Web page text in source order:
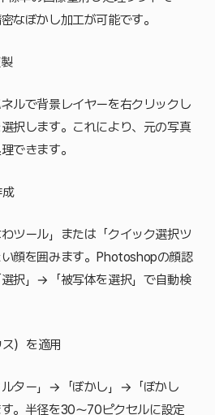
なぼかし加工が可能です。
ルで背景レイヤーを右クリックし
択します。これにより、元の写真
できます。
ツール」または「クイック選択ツ
顔を囲みます。Photoshopの顔認
択」→「被写体を選択」で自動検
）を適用
ルター」→「ぼかし」→「ぼかし
す。半径を30〜70ピクセルに設定